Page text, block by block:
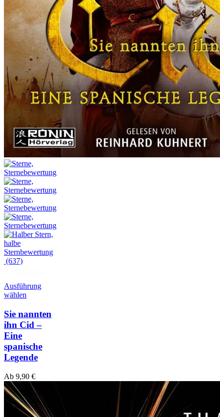
(637)
Ausführung
wählen
Sie nannten
ihn Cid –
Eine
spanische
Legende
Ab 9,90 €